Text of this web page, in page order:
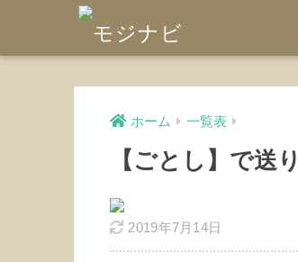
ホーム 一覧表
【ごとし】で送
2019年7月14日